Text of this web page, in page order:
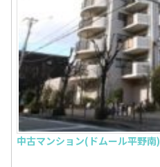
中古マンション(ドムール平野南)